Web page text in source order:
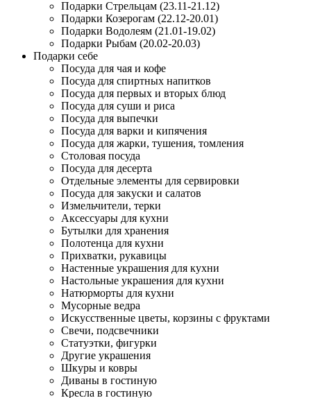
Подарки Стрельцам (23.11-21.12)
Подарки Козерогам (22.12-20.01)
Подарки Водолеям (21.01-19.02)
Подарки Рыбам (20.02-20.03)
Подарки себе
Посуда для чая и кофе
Посуда для спиртных напитков
Посуда для первых и вторых блюд
Посуда для суши и риса
Посуда для выпечки
Посуда для варки и кипячения
Посуда для жарки, тушения, томления
Столовая посуда
Посуда для десерта
Отдельные элементы для сервировки
Посуда для закуски и салатов
Измельчители, терки
Аксессуары для кухни
Бутылки для хранения
Полотенца для кухни
Прихватки, рукавицы
Настенные украшения для кухни
Настольные украшения для кухни
Натюрморты для кухни
Мусорные ведра
Искусственные цветы, корзины с фруктами
Свечи, подсвечники
Статуэтки, фигурки
Другие украшения
Шкуры и ковры
Диваны в гостиную
Кресла в гостиную